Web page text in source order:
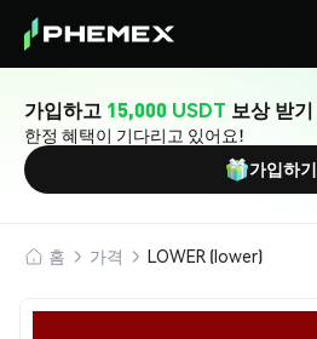
가입하고 15,000 USDT 보상 받기
한정 혜택이 기다리고 있어요!
가입하기
홈 가격 LOWER (lower)